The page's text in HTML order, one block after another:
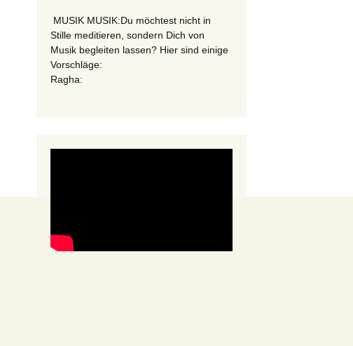
MUSIK MUSIK:Du möchtest nicht in
Stille meditieren, sondern Dich von
Musik begleiten lassen? Hier sind einige
Vorschläge:
Ragha: